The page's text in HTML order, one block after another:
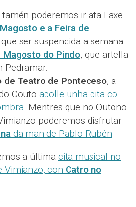
poderemos ir ata Laxe
Magosto e a Feira de
ser suspendida a semana
Magosto do Pindo, que artella
Pedramar.
de Teatro de Ponteceso, a
Couto acolle unha cita co
. Mentres que no Outono
poderemos disfrutar
da man de Pablo Rubén.
a última cita musical no
Vimianzo, con Catro no